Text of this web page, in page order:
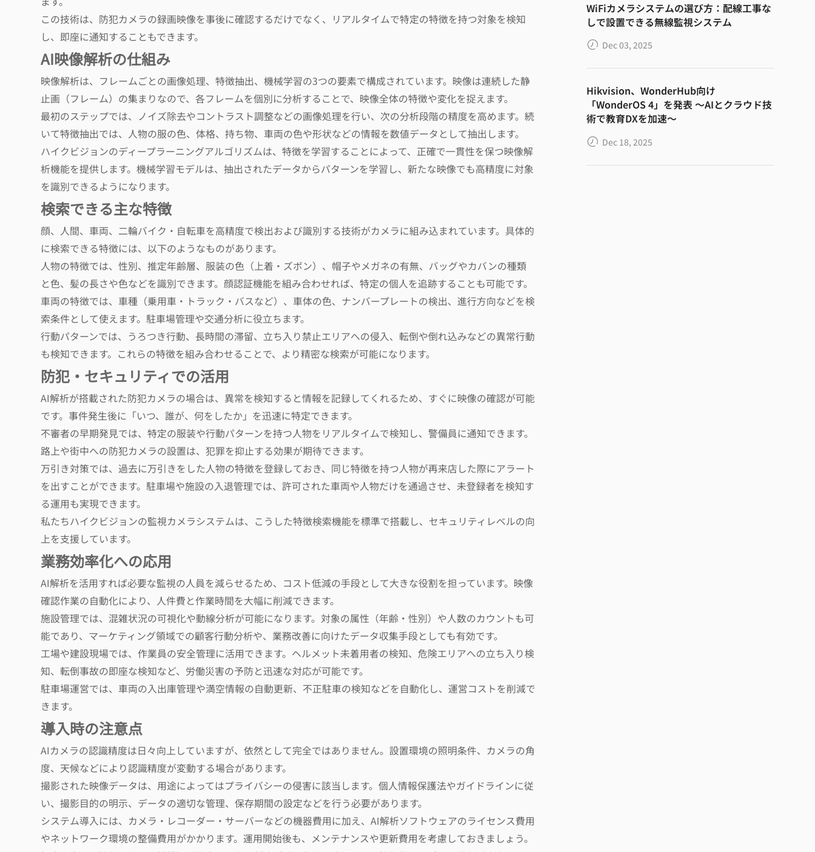
この技術は、防犯カメラの録画映像を事後に確認するだけでなく、リアルタイムで特定の特徴を持つ対象を検知
し、即座に通知することもできます。
AI映像解析の仕組み
映像解析は、フレームごとの画像処理、特徴抽出、機械学習の3つの要素で構成されています。映像は連続した静
止画（フレーム）の集まりなので、各フレームを個別に分析することで、映像全体の特徴や変化を捉えます。
最初のステップでは、ノイズ除去やコントラスト調整などの画像処理を行い、次の分析段階の精度を高めます。続
いて特徴抽出では、人物の服の色、体格、持ち物、車両の色や形状などの情報を数値データとして抽出します。
ハイクビジョンのディープラーニングアルゴリズムは、特徴を学習することによって、正確で一貫性を保つ映像解
析機能を提供します。機械学習モデルは、抽出されたデータからパターンを学習し、新たな映像でも高精度に対象
を識別できるようになります。
検索できる主な特徴
顔、人間、車両、二輪バイク・自転車を高精度で検出および識別する技術がカメラに組み込まれています。具体的
に検索できる特徴には、以下のようなものがあります。
人物の特徴では、性別、推定年齢層、服装の色（上着・ズボン）、帽子やメガネの有無、バッグやカバンの種類
と色、髪の長さや色などを識別できます。顔認証機能を組み合わせれば、特定の個人を追跡することも可能です。
車両の特徴では、車種（乗用車・トラック・バスなど）、車体の色、ナンバープレートの検出、進行方向などを検
索条件として使えます。駐車場管理や交通分析に役立ちます。
行動パターンでは、うろつき行動、長時間の滞留、立ち入り禁止エリアへの侵入、転倒や倒れ込みなどの異常行動
も検知できます。これらの特徴を組み合わせることで、より精密な検索が可能になります。
防犯・セキュリティでの活用
AI解析が搭載された防犯カメラの場合は、異常を検知すると情報を記録してくれるため、すぐに映像の確認が可能
です。事件発生後に「いつ、誰が、何をしたか」を迅速に特定できます。
不審者の早期発見では、特定の服装や行動パターンを持つ人物をリアルタイムで検知し、警備員に通知できます。
路上や街中への防犯カメラの設置は、犯罪を抑止する効果が期待できます。
万引き対策では、過去に万引きをした人物の特徴を登録しておき、同じ特徴を持つ人物が再来店した際にアラート
を出すことができます。駐車場や施設の入退管理では、許可された車両や人物だけを通過させ、未登録者を検知す
る運用も実現できます。
私たちハイクビジョンの監視カメラシステムは、こうした特徴検索機能を標準で搭載し、セキュリティレベルの向
上を支援しています。
業務効率化への応用
AI解析を活用すれば必要な監視の人員を減らせるため、コスト低減の手段として大きな役割を担っています。映像
確認作業の自動化により、人件費と作業時間を大幅に削減できます。
施設管理では、混雑状況の可視化や動線分析が可能になります。対象の属性（年齢・性別）や人数のカウントも可
能であり、マーケティング領域での顧客行動分析や、業務改善に向けたデータ収集手段としても有効です。
工場や建設現場では、作業員の安全管理に活用できます。ヘルメット未着用者の検知、危険エリアへの立ち入り検
知、転倒事故の即座な検知など、労働災害の予防と迅速な対応が可能です。
駐車場運営では、車両の入出庫管理や満空情報の自動更新、不正駐車の検知などを自動化し、運営コストを削減で
きます。
導入時の注意点
AIカメラの認識精度は日々向上していますが、依然として完全ではありません。設置環境の照明条件、カメラの角
度、天候などにより認識精度が変動する場合があります。
撮影された映像データは、用途によってはプライバシーの侵害に該当します。個人情報保護法やガイドラインに従
い、撮影目的の明示、データの適切な管理、保存期間の設定などを行う必要があります。
システム導入には、カメラ・レコーダー・サーバーなどの機器費用に加え、AI解析ソフトウェアのライセンス費用
やネットワーク環境の整備費用がかかります。運用開始後も、メンテナンスや更新費用を考慮しておきましょう。
WiFiカメラシステムの選び方：配線工事な
しで設置できる無線監視システム
Dec 03, 2025
Hikvision、WonderHub向け
「WonderOS 4」を発表 ～AIとクラウド技
術で教育DXを加速～
Dec 18, 2025